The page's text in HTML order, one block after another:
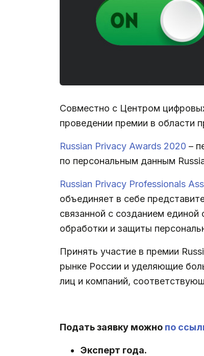
Совместно с Центром
проведении премии в области
Russian Privacy Awards 2020 –
по персональным данным
Russian Privacy Professionals
объединяет в себе
связанной с созданием
обработки и защиты
Принять участие в премии
рынке России и уделяющие
лиц и компаний,
Подать заявку можно по
Эксперт года.